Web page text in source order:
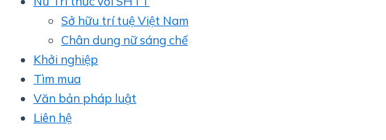
Sở hữu trí tuệ Việt Nam
Chân dung nữ sáng chế
Khởi nghiệp
Tìm mua
Văn bản pháp luật
Liên hệ